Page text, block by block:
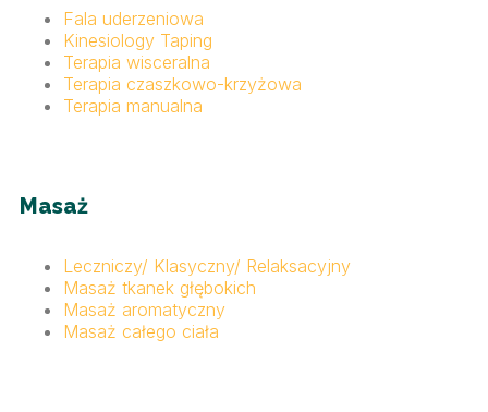
Fala uderzeniowa
Kinesiology Taping
Terapia wisceralna
Terapia czaszkowo-krzyżowa
Terapia manualna
Masaż
Leczniczy/ Klasyczny/ Relaksacyjny
Masaż tkanek głębokich
Masaż aromatyczny
Masaż całego ciała